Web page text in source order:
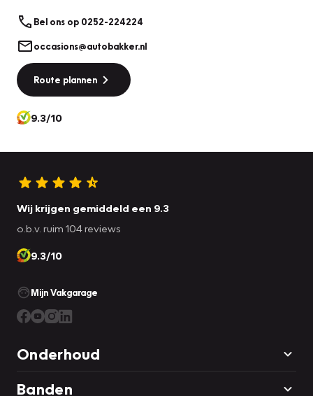
Bel ons op 0252-224224
occasions@autobakker.nl
Route plannen
9.3/10
Wij krijgen gemiddeld een 9.3
o.b.v. ruim 104 reviews
9.3/10
Mijn Vakgarage
Onderhoud
Banden